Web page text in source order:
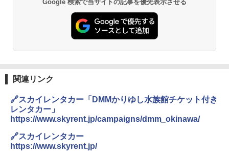
PYKES PEAK (パイクスピーク) 着替えテン
ト プライバシー テント 【中が透けない】 1
人用 折りたたみ 防災グッズ 災害用トイレ ビ
ーチ ピクニック ポップアップテント 携帯 簡
ENDLESS BASE 《めざましテレビで紹介》
テント ワンタッチ RENEW 幅200 2-3人用 43
熊撃退スプレー 熊よけスプレー 熊スプレー
【日本企業販売】超強力クマ対策スプレー 30
0ml（連続噴射30秒）110ml（連続噴射15
秒）射程5～10m 安全ロック搭載 携帯収納袋
付き ヒグマ・イノシシ対策 自治体・教育機
026リニューアル 急速冷凍 空間倍増 衛生的
￥2,980
Google 検索で当サイトの記事を優先表示させる
関連リンク
🔗スカイレンタカー「DMMかりゆし水族館チケット付き
レンタカー」
https://www.skyrent.jp/campaigns/dmm_okinawa/
🔗スカイレンタカー
https://www.skyrent.jp/